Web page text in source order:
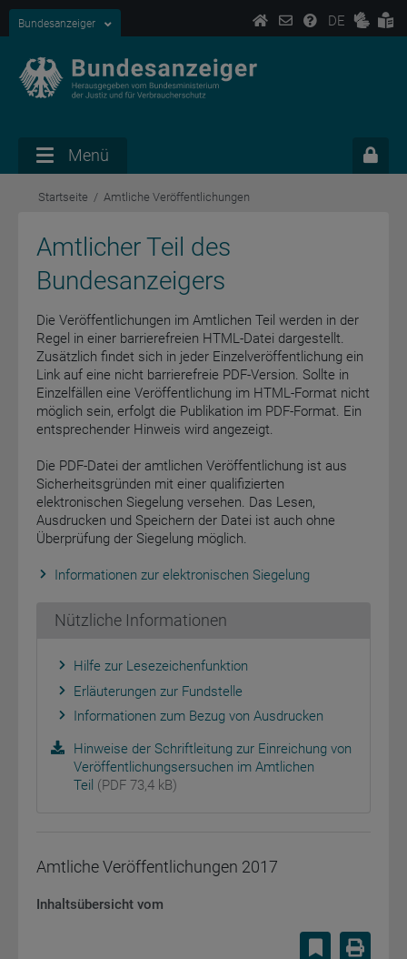
Bundesanzeiger DE
Menü
Startseite Amtliche Veröffentlichungen
Amtlicher Teil des
Bundesanzeigers
Die Veröffentlichungen im Amtlichen Teil werden in der
Regel in einer barrierefreien HTML-Datei dargestellt.
Zusätzlich findet sich in jeder Einzelveröffentlichung ein
Link auf eine nicht barrierefreie PDF-Version. Sollte in
Einzelfällen eine Veröffentlichung im HTML-Format nicht
möglich sein, erfolgt die Publikation im PDF-Format. Ein
entsprechender Hinweis wird angezeigt.
Die PDF-Datei der amtlichen Veröffentlichung ist aus
Sicherheitsgründen mit einer qualifizierten
elektronischen Siegelung versehen. Das Lesen,
Ausdrucken und Speichern der Datei ist auch ohne
Überprüfung der Siegelung möglich.
Informationen zur elektronischen Siegelung
Nützliche Informationen
Hilfe zur Lesezeichenfunktion
Erläuterungen zur Fundstelle
Informationen zum Bezug von Ausdrucken
Hinweise der Schriftleitung zur Einreichung von
Veröffentlichungsersuchen im Amtlichen
Teil (PDF 73,4 kB)
Amtliche Veröffentlichungen 2017
Inhaltsübersicht vom